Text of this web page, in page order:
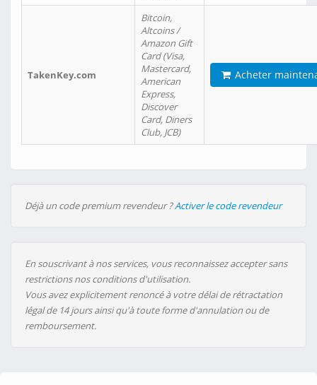
TakenKey.com
Bitcoin,
Altcoins /
Amazon Gift
Card (Visa,
Mastercard,
American
Express,
Discover
Card, Diners
Club, JCB)
Acheter
Déjà un code premium revendeur ?Activer le code revendeur
En souscrivant à nos services, vous reconnaissez accepter sans
restrictions nos conditions d'utilisation.
Vous avez explicitement renoncé à votre délai de rétractation
légal de 14 jours ainsi qu'à toute forme d'annulation ou de
remboursement.